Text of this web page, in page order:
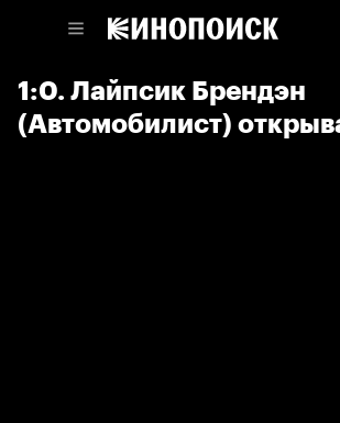
1:0. Лайпсик Брендэн
(Автомобилист)